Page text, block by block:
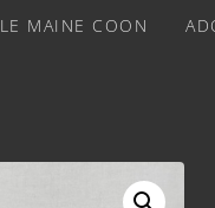
LE MAINE COON